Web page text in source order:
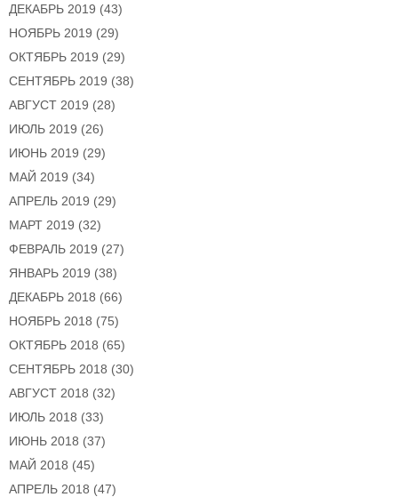
ДЕКАБРЬ 2019 (43)
НОЯБРЬ 2019 (29)
ОКТЯБРЬ 2019 (29)
СЕНТЯБРЬ 2019 (38)
АВГУСТ 2019 (28)
ИЮЛЬ 2019 (26)
ИЮНЬ 2019 (29)
МАЙ 2019 (34)
АПРЕЛЬ 2019 (29)
МАРТ 2019 (32)
ФЕВРАЛЬ 2019 (27)
ЯНВАРЬ 2019 (38)
ДЕКАБРЬ 2018 (66)
НОЯБРЬ 2018 (75)
ОКТЯБРЬ 2018 (65)
СЕНТЯБРЬ 2018 (30)
АВГУСТ 2018 (32)
ИЮЛЬ 2018 (33)
ИЮНЬ 2018 (37)
МАЙ 2018 (45)
АПРЕЛЬ 2018 (47)